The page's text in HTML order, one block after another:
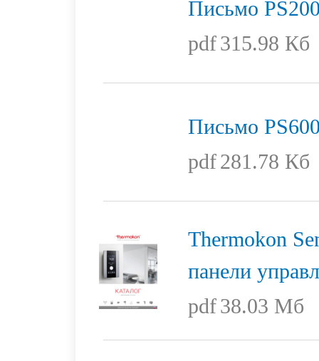
Письмо
pdf315.98 Кб
Письмо
pdf281.78 Кб
Thermokon
панели
pdf38.03 Мб